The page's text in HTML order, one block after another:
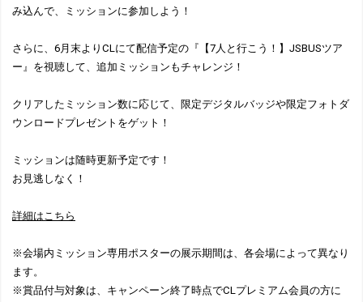
み込んで、ミッションに参加しよう！
さらに、6月末よりCLにて配信予定の『【7人と行こう！】JSBUSツア
ー』を視聴して、追加ミッションもチャレンジ！
クリアしたミッション数に応じて、限定デジタルバッジや限定フォトダ
ウンロードプレゼントをゲット！
ミッションは随時更新予定です！
お見逃しなく！
詳細はこちら
※会場内ミッション専用ポスターの展示期間は、各会場によって異なり
ます。
※賞品付与対象は、キャンペーン終了時点でCLプレミアム会員の方に